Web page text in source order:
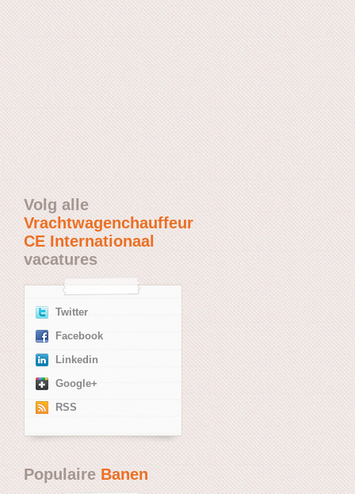
Volg alle
Vrachtwagenchauffeur
CE Internationaal
vacatures
Twitter
Facebook
Linkedin
Google+
RSS
PopulaireBanen